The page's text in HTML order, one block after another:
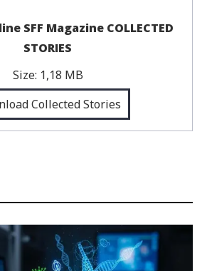
SFF Magazine COLLECTED
STORIES
Size: 1,18 MB
Collected Stories